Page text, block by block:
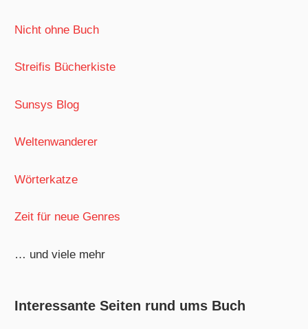
Nicht ohne Buch
Streifis Bücherkiste
Sunsys Blog
Weltenwanderer
Wörterkatze
Zeit für neue Genres
… und viele mehr
Interessante Seiten rund ums Buch